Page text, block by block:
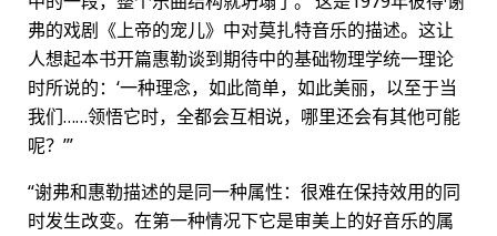
弗的戏剧《上帝的宠儿》中对莫扎特音乐的描述。这让
人想起本书开篇惠勒谈到期待中的基础物理学统一理论
时所说的：‘一种理念，如此简单，如此美丽，以至于当
我们……领悟它时，全都会互相说，哪里还会有其他可能
呢？’”
“谢弗和惠勒描述的是同一种属性：很难在保持效用的同
时发生改变。在第一种情况下它是审美上的好音乐的属